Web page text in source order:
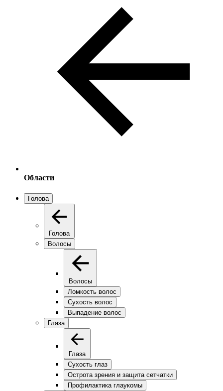
Области
Голова
Голова
Волосы
Волосы
Ломкость волос
Сухость волос
Выпадение волос
Глаза
Глаза
Сухость глаз
Острота зрения и защита сетчатки
Профилактика глаукомы